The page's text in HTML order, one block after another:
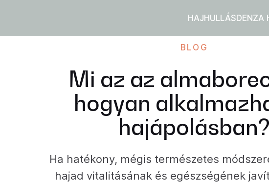
HAJHULLÁS DENZA
BLOG
Mi az az
hogyan
hajápolásban?
Ha hatékony, mégis természetes
hajad vitalitásának és egészségének